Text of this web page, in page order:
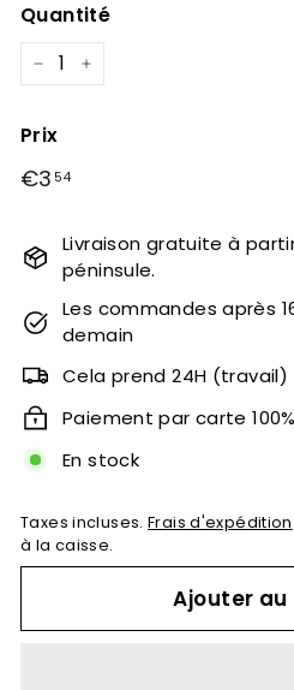
Quantité
− +
Prix
Prix
Prix
€3 54
Livraison gratuite à
péninsule.
Les commandes après
demain
Cela prend 24H (travail)
Paiement par carte
En stock
Taxes incluses. Frais d'expédition
à la caisse.
Ajouter au